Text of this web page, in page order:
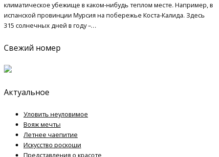
климатическое убежище в каком-нибудь теплом месте. Например, в
испанской провинции Мурсия на побережье Коста-Калида. Здесь
315 солнечных дней в году –…
Свежий номер
Актуальное
Уловить неуловимое
Вояж мечты
Летнее чаепитие
Искусство роскоши
Представления о красоте